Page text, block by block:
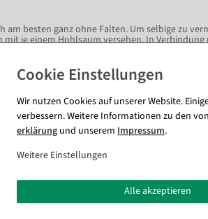
am besten ganz ohne Falten. Um selbige zu
je einem Hohlsaum versehen. In
im Handumdrehen einen schönen, ebenmäßigen
wie Ihnen gerne in den Varianten Holz und
Booster! Ob im Schaufenster oder Point-
und Verkaufsräumen. Platzieren Sie
Sie mit dem fleißigen Bestäuber als
g/m²) in schwer entflammbarer Qualität -
Wir nutzen Cookies auf unserer Website.
verbessern. Weitere Informationen zu den
erklärung und unserem Impressum.
Weitere Einstellungen
Alle akzeptieren